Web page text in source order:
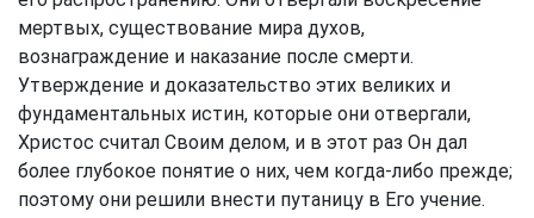
мертвых, существование мира духов,
вознаграждение и наказание после смерти.
Утверждение и доказательство этих великих и
фундаментальных истин, которые они отвергали,
Христос считал Своим делом, и в этот раз Он дал
более глубокое понятие о них, чем когда-либо прежде;
поэтому они решили внести путаницу в Его учение.